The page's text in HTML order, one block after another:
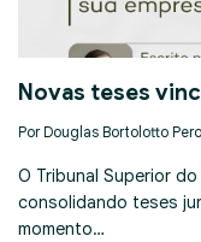
Novas teses
Por Douglas Bortolotto
O Tribunal Superior
consolidando teses
momento…